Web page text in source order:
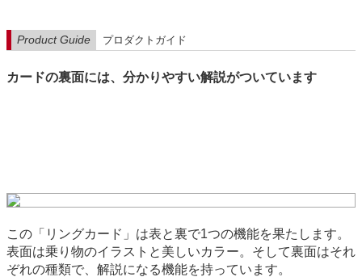
Product Guide プロダクトガイド
カードの裏面には、分かりやすい解説がついています
この「リングカード」は表と裏で1つの機能を果たします。
表面は乗り物のイラストと美しいカラー。そして裏面はそれ
ぞれの種類で、解説になる機能を持っています。